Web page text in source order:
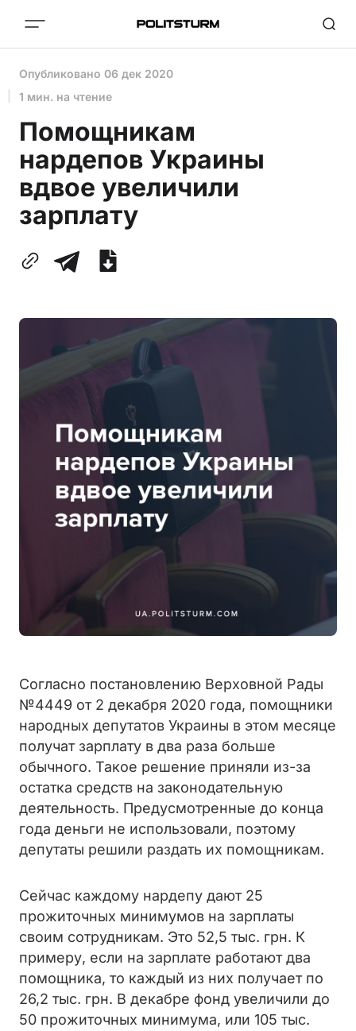
Опубликовано 06 дек 2020
1 мин. на чтение
Помощникам
нардепов Украины
вдвое увеличили
зарплату
Согласно постановлению Верховной Рады
№4449 от 2 декабря 2020 года, помощники
народных депутатов Украины в этом месяце
получат зарплату в два раза больше
обычного. Такое решение приняли из-за
остатка средств на законодательную
деятельность. Предусмотренные до конца
года деньги не использовали, поэтому
депутаты решили раздать их помощникам.
Сейчас каждому нардепу дают 25
прожиточных минимумов на зарплаты
своим сотрудникам. Это 52,5 тыс. грн. К
примеру, если на зарплате работают два
помощника, то каждый из них получает по
26,2 тыс. грн. В декабре фонд увеличили до
50 прожиточных минимума, или 105 тыс.